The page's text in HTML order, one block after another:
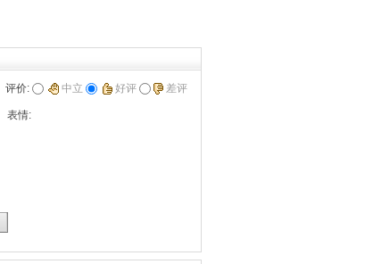
评价: 中立 好评 差评
表情: